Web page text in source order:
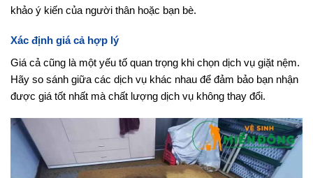
khảo ý kiến của người thân hoặc bạn bè.
Xác định giá cả hợp lý
Giá cả cũng là một yếu tố quan trọng khi chọn dịch vụ giặt nệm.
Hãy so sánh giữa các dịch vụ khác nhau để đảm bảo bạn nhận
được giá tốt nhất mà chất lượng dịch vụ không thay đổi.